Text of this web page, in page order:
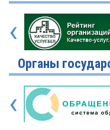
‹
Органы
‹